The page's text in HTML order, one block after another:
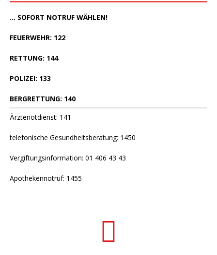
... SOFORT NOTRUF WÄHLEN!
FEUERWEHR: 122
RETTUNG: 144
POLIZEI: 133
BERGRETTUNG: 140
Ärztenotdienst: 141
telefonische Gesundheitsberatung: 1450
Vergiftungsinformation: 01 406 43 43
Apothekennotruf: 1455